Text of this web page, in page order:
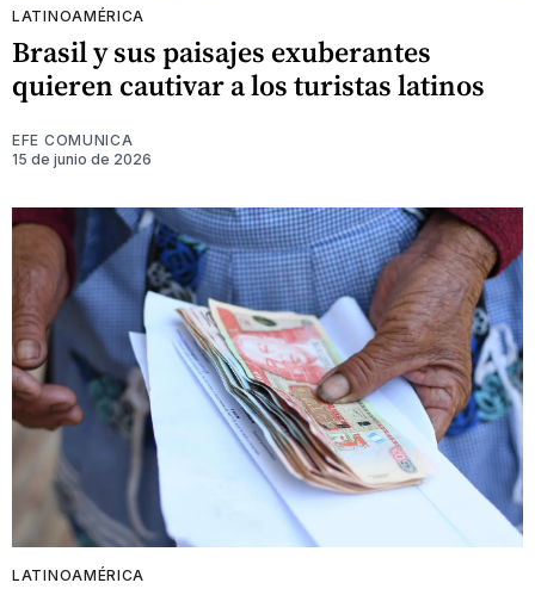
LATINOAMÉRICA
Brasil y sus paisajes exuberantes
quieren cautivar a los turistas latinos
EFE COMUNICA
15 de junio de 2026
LATINOAMÉRICA